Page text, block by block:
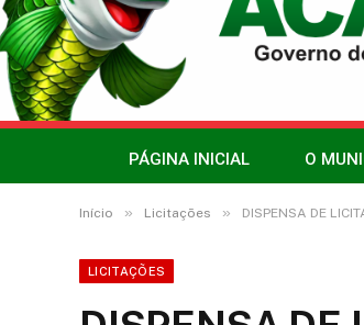
PÁGINA INICIAL O
Início » Licitações » DISPENSA DE
LICITAÇÕES